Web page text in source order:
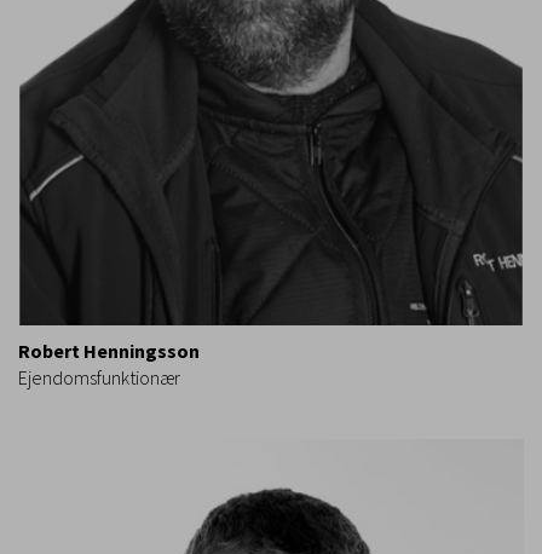
Robert Henningsson
Ejendomsfunktionær